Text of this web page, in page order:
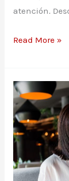
atención.
Carta
Sixto
en
Santiago
de
Compostela
Read More »